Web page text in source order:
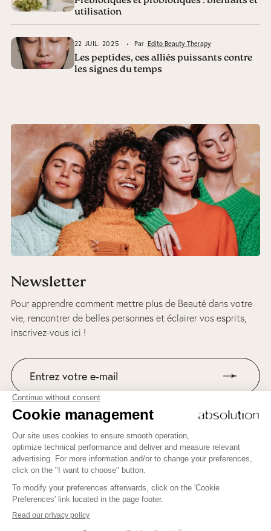
utilisation
22 JUIL. 2025 Par Edito Beauty Therapy
Les peptides, ces alliés puissants contre
les signes du temps
Newsletter
Pour apprendre comment mettre plus de Beauté dans votre
vie, rencontrer de belles personnes et éclairer vos esprits,
inscrivez-vous ici !
Suivez-nous sur Instagram
Pour apprendre comment mettre plus de Beauté dans votre
inscrivez-vous ici !